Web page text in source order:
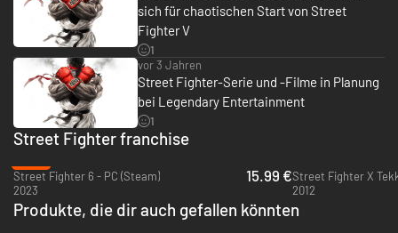
sich für chaotischen Start von Street
Fighter V
1
vor 3 Jahren
Street Fighter-Serie und -Filme in Planung
bei Legendary Entertainment
1
Street Fighter franchise
Street Fighter 6 - PC (Steam)
2023
15.99 €Street Fighter X
2012
Produkte, die dir auch gefallen könnten